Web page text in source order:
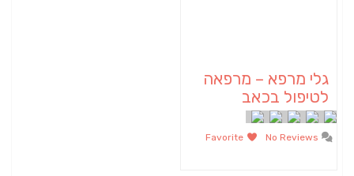
גלי מרפא – מרפאה
לטיפול בכאב